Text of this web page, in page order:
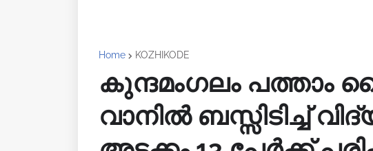
Home KOZHIKODE
കുന്ദമംഗലം
വാനിൽ ബസ്സിടിച്ച്